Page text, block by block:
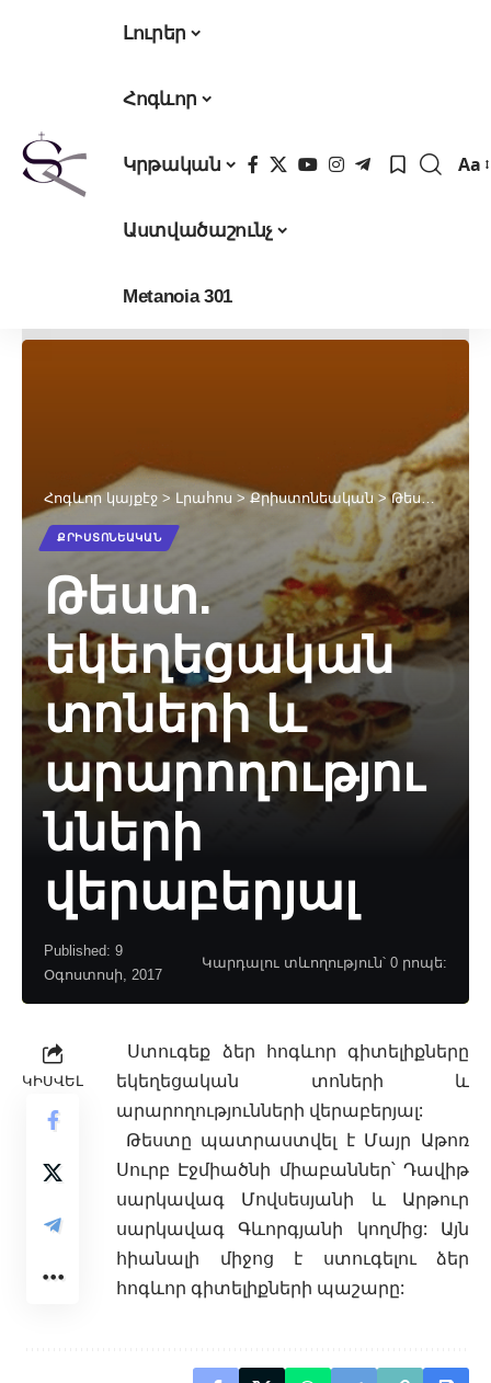
Լուրեր
Հոգևոր
Կրթական
Աստվածաշունչ
Metanoia 301
Aa
Հոգևոր կայքէջ > Լրահոս >Քրիստոնեական>Թեստ. եկեղեցական տոների և արարողությունների վերաբերյալ
ՔՐԻՍՏՈՆԵԱԿԱՆ
Թեստ.
եկեղեցական
տոների և
արարողությու
նների
վերաբերյալ
Published: 9
Օգոստոսի, 2017
Կարդալու տևողություն՝ 0 րոպե:
ԿԻՍՎԵԼ
Ստուգեք ձեր հոգևոր գիտելիքները
եկեղեցական տոների և
արարողությունների վերաբերյալ:
Թեստը պատրաստվել է Մայր Աթոռ
Սուրբ Էջմիածնի միաբաններ՝ Դավիթ
սարկավագ Մովսեսյանի և Արթուր
սարկավագ Գևորգյանի կողմից: Այն
հիանալի միջոց է ստուգելու ձեր
հոգևոր գիտելիքների պաշարը: